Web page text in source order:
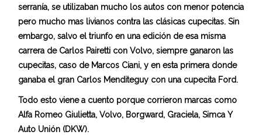
serranía, se utilizaban mucho los autos con menor potencia
pero mucho mas livianos contra las clásicas cupecitas. Sin
embargo, salvo el triunfo en una edición de esa misma
carrera de Carlos Pairetti con Volvo, siempre ganaron las
cupecitas, caso de Marcos Ciani, y en esta primera donde
ganaba el gran Carlos Menditeguy con una cupecita Ford.
Todo esto viene a cuento porque corrieron marcas como
Alfa Romeo Giulietta, Volvo, Borgward, Graciela, Simca Y
Auto Unión (DKW).